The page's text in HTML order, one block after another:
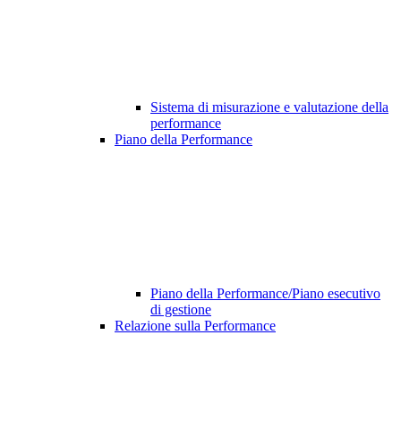
Sistema di misurazione e valutazione della
performance
Piano della Performance
Piano della Performance/Piano esecutivo
di gestione
Relazione sulla Performance